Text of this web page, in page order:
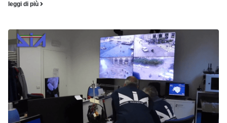
leggi di più